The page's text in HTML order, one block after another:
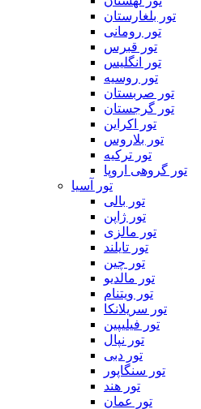
تور بلغارستان
تور رومانی
تور قبرس
تور انگلیس
تور روسیه
تور صربستان
تور گرجستان
تور اکراین
تور بلاروس
تور ترکیه
تور گروهی اروپا
تور آسیا
تور بالی
تور ژاپن
تور مالزی
تور تایلند
تور چین
تور مالدیو
تور ویتنام
تور سریلانکا
تور فیلیپین
تور نپال
تور دبی
تور سنگاپور
تور هند
تور عمان